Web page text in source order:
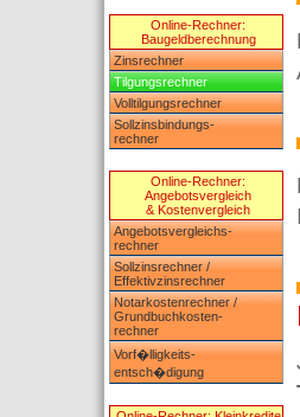
Online-Rechner:
Baugeldberechnung
Zinsrechner
Tilgungsrechner
Volltilgungsrechner
Sollzinsbindungs-
rechner
Online-Rechner:
Angebotsvergleich
& Kostenvergleich
Angebotsvergleichs-
rechner
Sollzinsrechner /
Effektivzinsrechner
Notarkostenrechner /
Grundbuchkosten-
rechner
Vorf�lligkeits-
entsch�digung